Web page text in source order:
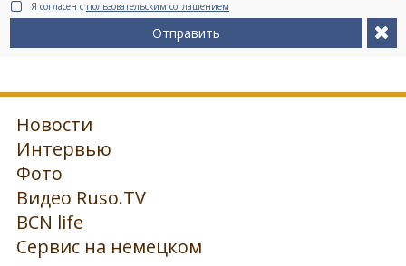
Я согласен с пользовательским соглашением
Отправить
Новости
Интервью
Фото
Видео Ruso.TV
BCN life
Сервис на немецком